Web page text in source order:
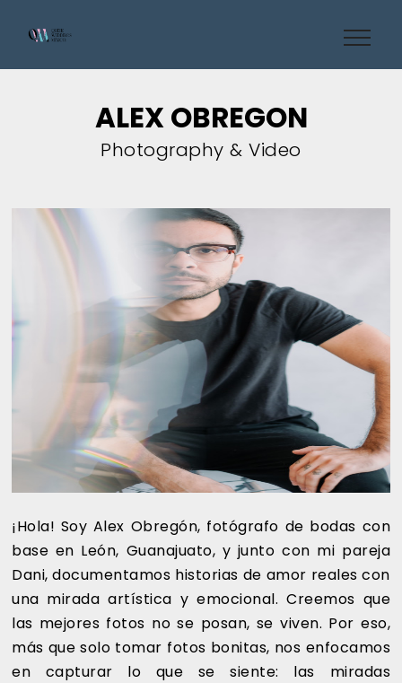
ALEX OBREGON
Photography & Video
¡Hola! Soy Alex Obregón, fotógrafo de bodas con
base en León, Guanajuato, y junto con mi pareja
Dani, documentamos historias de amor reales con
una mirada artística y emocional. Creemos que
las mejores fotos no se posan, se viven. Por eso,
más que solo tomar fotos bonitas, nos enfocamos
en capturar lo que se siente: las miradas